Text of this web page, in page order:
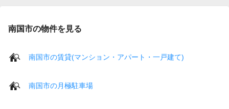
南国市の物件を見る
南国市の賃貸(マンション・アパート・一戸建て)
南国市の月極駐車場